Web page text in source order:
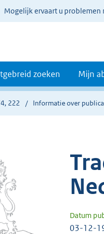
Mogelijk ervaart u problemen
zoeken Mijn
222 Informatie over
Datum
03-12-